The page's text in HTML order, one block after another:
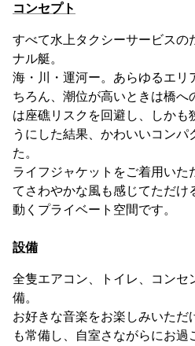
コンセプト
すべて水上タクシーサービスの
ナル艇。
海・川・運河ー。あらゆるエリ
ちろん、潮位が高いときは橋へ
は座礁リスクを回避し、しかも
うにした結果、かわいいコンパ
た。
ライフジャケットをご着用いた
てさわやかな風も感じてただけ
動くプライベート空間です。
設備
全隻エアコン、トイレ、コンセ
備。
お好きな音楽をお楽しみいただ
も常備し、自室さながらにお過